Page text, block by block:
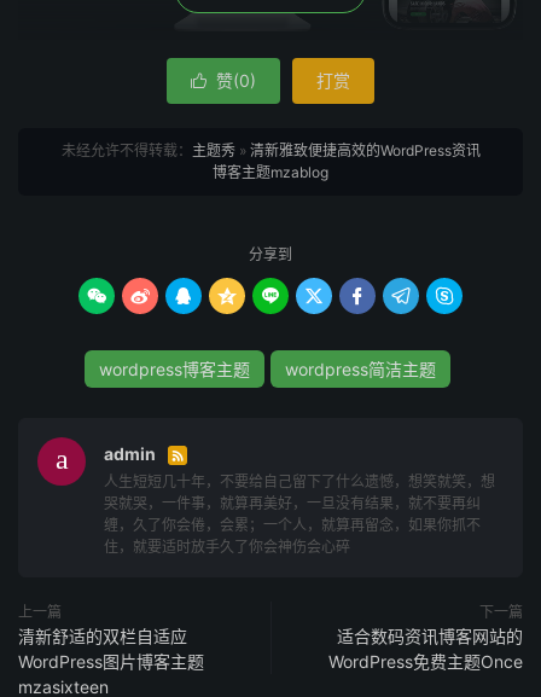
采用前沿的响应式技术，可根据屏幕尺寸智能调整页面结
互动模块；移动端则自动切换为单列视图，优化阅读体验。
同时主题针对主流浏览器（如Chrome、Safari、Edge等）
进行全面兼容性测试，确保页面元素加载精准、交互流畅，
2. 模块化内容展示，提升用户黏性
首页轮播图：支持多图轮播功能，可自定义展示热门文章或
重点推荐内容，视觉冲击力强，有效吸引用户点击。
推荐文章专区：通过后台标记精选内容，以卡片式图文混排
分类聚合导航：底部增设分类文章模块，按主题或标签自动
归类，帮助用户快速定位兴趣内容，提升站内跳转率。
 赞(0) 打赏
未经允许不得转载： 主题秀» 清新雅致便捷高效的WordPress资讯
博客主题mzablog
分享到
        
wordpress博客主题 wordpress简洁主题
admin 
人生短短几十年，不要给自己留下了什么遗憾，想笑就笑，想
哭就哭，一件事，就算再美好，一旦没有结果，就不要再纠
缠，久了你会倦，会累；一个人，就算再留念，如果你抓不
住，就要适时放手久了你会神伤会心碎
上一篇
清新舒适的双栏自适应
WordPress图片博客主题
mzasixteen
下一篇
适合数码资讯博客网站的
WordPress免费主题Once